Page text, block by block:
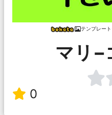
テンプレー
マリ−
0